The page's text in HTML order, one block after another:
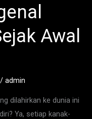
Awal
/admin
dilahirkan ke dunia ini
Ya, setiap kanak-